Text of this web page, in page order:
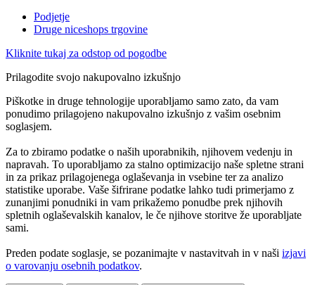
Podjetje
Druge niceshops trgovine
Kliknite tukaj za odstop od pogodbe
Prilagodite svojo nakupovalno izkušnjo
Piškotke in druge tehnologije uporabljamo samo zato, da vam
ponudimo prilagojeno nakupovalno izkušnjo z vašim osebnim
soglasjem.
Za to zbiramo podatke o naših uporabnikih, njihovem vedenju in
napravah. To uporabljamo za stalno optimizacijo naše spletne strani
in za prikaz prilagojenega oglaševanja in vsebine ter za analizo
statistike uporabe. Vaše šifrirane podatke lahko tudi primerjamo z
zunanjimi ponudniki in vam prikažemo ponudbe prek njihovih
spletnih oglaševalskih kanalov, le če njihove storitve že uporabljate
sami.
Preden podate soglasje, se pozanimajte v nastavitvah in v naši izjavi
o varovanju osebnih podatkov.